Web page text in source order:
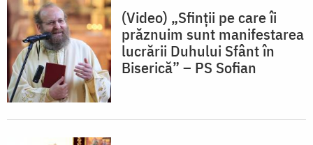
(Video) „Sfinții pe care îi
prăznuim sunt manifestarea
lucrării Duhului Sfânt în
Biserică” – PS Sofian